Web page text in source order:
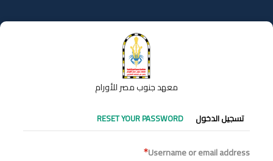
إلى
المحتوى
معهد جنوب مصر للأورام
التبويبات
الأساسية
تسجيل الدخول RESET YOUR PASSWORD
Username or email address